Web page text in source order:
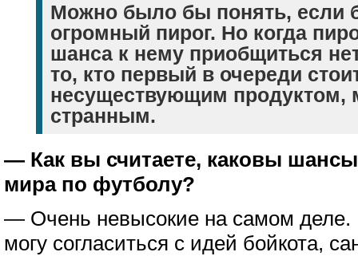
Можно было бы понять, если
огромный пирог. Но когда
шанса к нему приобщиться
то, кто первый в очереди
несуществующим продуктом,
странным.
— Как вы считаете, каковы
мира по футболу?
— Очень невысокие на самом деле.
могу согласиться с идей бойкота,